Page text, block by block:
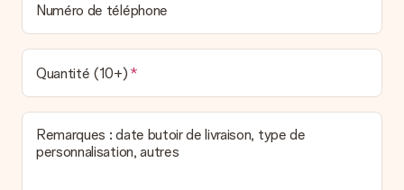
Numéro de téléphone
Quantité (10+)
Remarques : date butoir de livraison, type de
personnalisation, autres